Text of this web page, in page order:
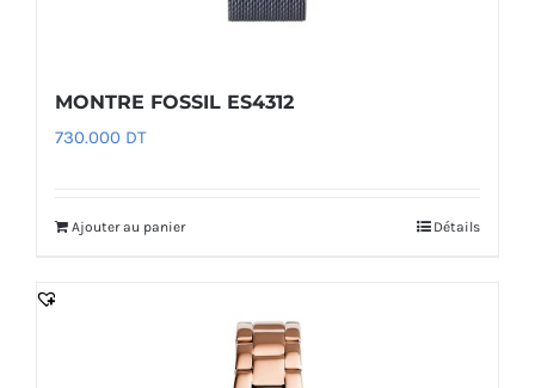
MONTRE FOSSIL ES4312
730.000 DT
Ajouter au panier Détails